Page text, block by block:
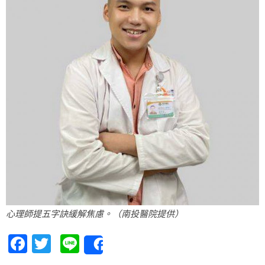
心理師提五字訣緩解焦慮。（南投醫院提供）
Facebook
Twitter
Line